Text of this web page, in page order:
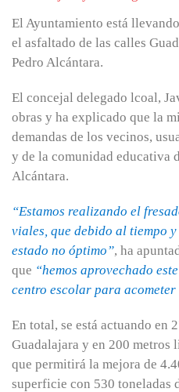
El Ayuntamiento está
el asfaltado de las calles
Pedro Alcántara.
El concejal delegado lcoal,
obras y ha explicado que la
demandas de los vecinos,
y de la comunidad educativa
Alcántara.
“Estamos realizando el
viales, que debido al tiempo
estado no óptimo”, ha
que “hemos aprovechado
centro escolar para
En total, se está actuando en
Guadalajara y en 200 metros
que permitirá la mejora de
superficie con 530 toneladas